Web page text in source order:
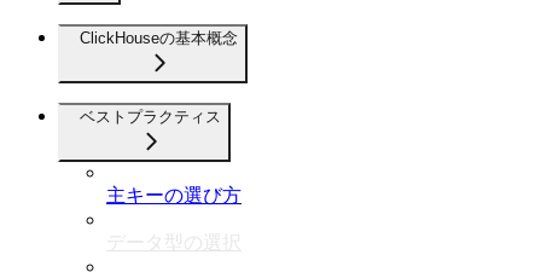
ClickHouseの基本概念
ベストプラクティス
主キーの選び方
データ型の選択